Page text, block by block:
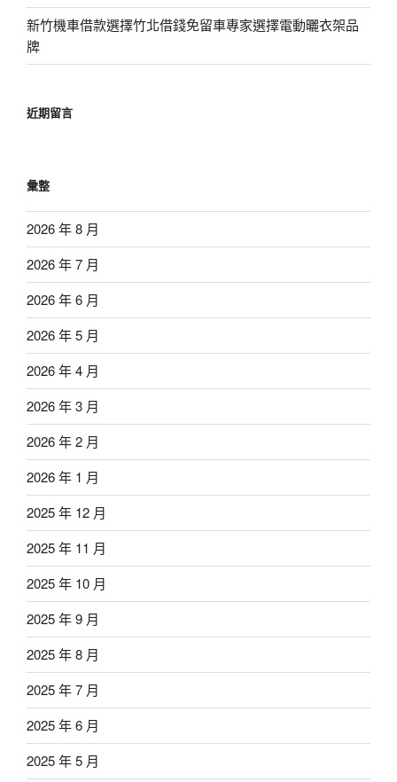
新竹機車借款選擇竹北借錢免留車專家選擇電動曬衣架品
牌
近期留言
彙整
2026 年 8 月
2026 年 7 月
2026 年 6 月
2026 年 5 月
2026 年 4 月
2026 年 3 月
2026 年 2 月
2026 年 1 月
2025 年 12 月
2025 年 11 月
2025 年 10 月
2025 年 9 月
2025 年 8 月
2025 年 7 月
2025 年 6 月
2025 年 5 月